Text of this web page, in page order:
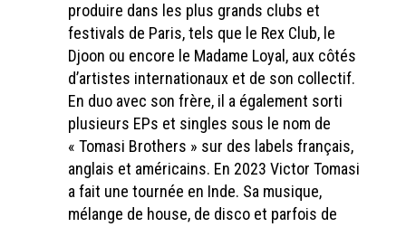
produire dans les plus grands clubs et
festivals de Paris, tels que le Rex Club, le
Djoon ou encore le Madame Loyal, aux côtés
d’artistes internationaux et de son collectif.
En duo avec son frère, il a également sorti
plusieurs EPs et singles sous le nom de
« Tomasi Brothers » sur des labels français,
anglais et américains. En 2023 Victor Tomasi
a fait une tournée en Inde. Sa musique,
mélange de house, de disco et parfois de